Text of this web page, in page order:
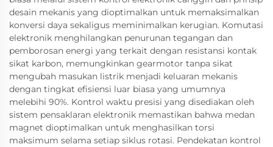
desain mekanis yang dioptimalkan untuk memaksimalkan
konversi daya sekaligus meminimalkan kerugian. Komutasi
elektronik menghilangkan penurunan tegangan dan
pemborosan energi yang terkait dengan resistansi kontak
sikat karbon, memungkinkan gearmotor tanpa sikat
mengubah masukan listrik menjadi keluaran mekanis
dengan tingkat efisiensi luar biasa yang umumnya
melebihi 90%. Kontrol waktu presisi yang disediakan oleh
sistem pensaklaran elektronik memastikan bahwa medan
magnet dioptimalkan untuk menghasilkan torsi
maksimum selama setiap siklus rotasi. Pendekatan kontrol